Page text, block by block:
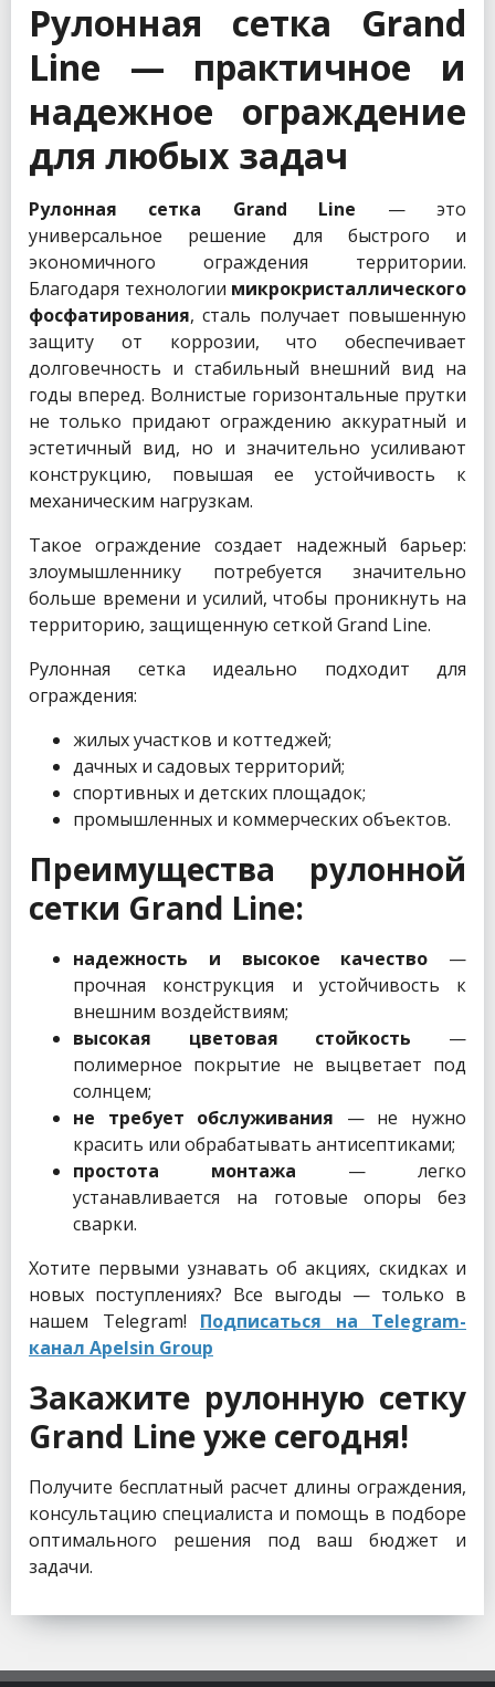
Рулонная сетка Grand
Line — практичное и
надежное ограждение
для любых задач
Рулонная сетка Grand Line — это
универсальное решение для быстрого и
экономичного ограждения территории.
Благодаря технологии микрокристаллического
фосфатирования, сталь получает повышенную
защиту от коррозии, что обеспечивает
долговечность и стабильный внешний вид на
годы вперед. Волнистые горизонтальные прутки
не только придают ограждению аккуратный и
эстетичный вид, но и значительно усиливают
конструкцию, повышая ее устойчивость к
механическим нагрузкам.
Такое ограждение создает надежный барьер:
злоумышленнику потребуется значительно
больше времени и усилий, чтобы проникнуть на
территорию, защищенную сеткой Grand Line.
Рулонная сетка идеально подходит для
ограждения:
жилых участков и коттеджей;
дачных и садовых территорий;
спортивных и детских площадок;
промышленных и коммерческих объектов.
Преимущества рулонной
сетки Grand Line:
надежность и высокое качество —
прочная конструкция и устойчивость к
внешним воздействиям;
высокая цветовая стойкость —
полимерное покрытие не выцветает под
солнцем;
не требует обслуживания — не нужно
красить или обрабатывать антисептиками;
простота монтажа — легко
устанавливается на готовые опоры без
сварки.
Хотите первыми узнавать об акциях, скидках и
новых поступлениях? Все выгоды — только в
нашем Telegram! Подписаться на Telegram-
канал Apelsin Group
Закажите рулонную сетку
Grand Line уже сегодня!
Получите бесплатный расчет длины ограждения,
консультацию специалиста и помощь в подборе
оптимального решения под ваш бюджет и
задачи.